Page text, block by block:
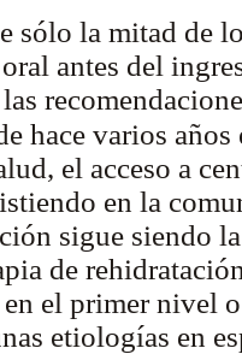
sólo la mitad de
antes del
hace varios
el acceso a
en la
sigue siendo
de
el primer nivel
etiologías en